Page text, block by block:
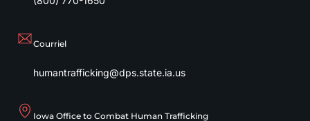
Courriel
humantrafficking@dps.state.ia.us
Iowa Office to Combat Human Trafficking